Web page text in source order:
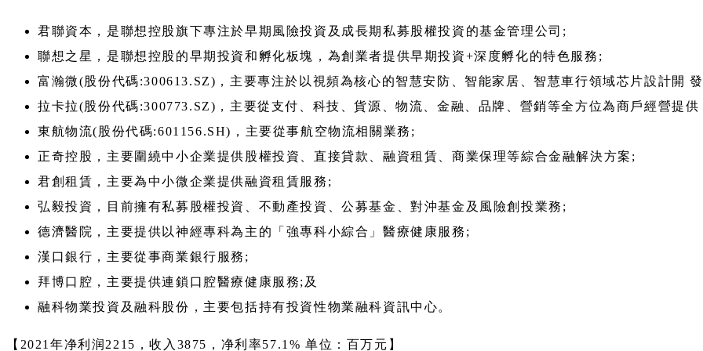
君聯資本，是聯想控股旗下專注於早期風險投資及成長期私募股權投資的基金管理公司;
聯想之星，是聯想控股的早期投資和孵化板塊，為創業者提供早期投資+深度孵化的特色服務;
富瀚微(股份代碼:300613.SZ)，主要專注於以視頻為核心的智慧安防、智能家居、智慧車行領域芯片設計開
拉卡拉(股份代碼:300773.SZ)，主要從支付、科技、貨源、物流、金融、品牌、營銷等全方位為商戶經營提供
東航物流(股份代碼:601156.SH)，主要從事航空物流相關業務;
正奇控股，主要圍繞中小企業提供股權投資、直接貸款、融資租賃、商業保理等綜合金融解決方案;
君創租賃，主要為中小微企業提供融資租賃服務;
弘毅投資，目前擁有私募股權投資、不動產投資、公募基金、對沖基金及風險創投業務;
德濟醫院，主要提供以神經專科為主的「強專科小綜合」醫療健康服務;
漢口銀行，主要從事商業銀行服務;
拜博口腔，主要提供連鎖口腔醫療健康服務;及
融科物業投資及融科股份，主要包括持有投資性物業融科資訊中心。
【2021年净利润2215，收入3875，净利率57.1% 单位：百万元】